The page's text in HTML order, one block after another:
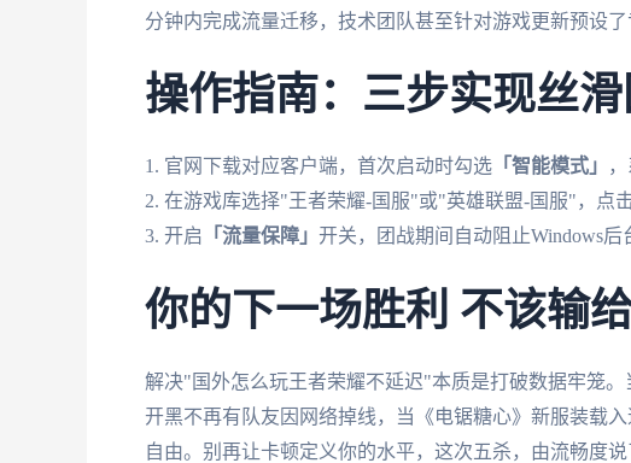
分钟内完成流量迁移，技术团队甚至针对游戏更新预设了
操作指南：三步实现丝
1. 官网下载对应客户端，首次启动时勾选 「智能模式」
2. 在游戏库选择"王者荣耀-国服"或"英雄联盟-国服"，点
3. 开启 「流量保障」 开关，团战期间自动阻止Windows后
你的下一场胜利 不该输
解决"国外怎么玩王者荣耀不延迟"本质是打破数据牢笼。
开黑不再有队友因网络掉线，当《电锯糖心》新服装载
自由。别再让卡顿定义你的水平，这次五杀，由流畅度说